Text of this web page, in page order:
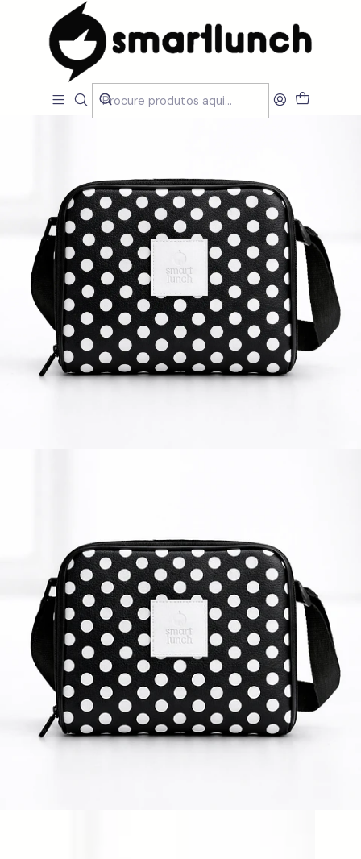
CARACTERISTICAS
Lancheira Ombro/Crossbody
Lancheira SmartBag Onthego Dot B&W